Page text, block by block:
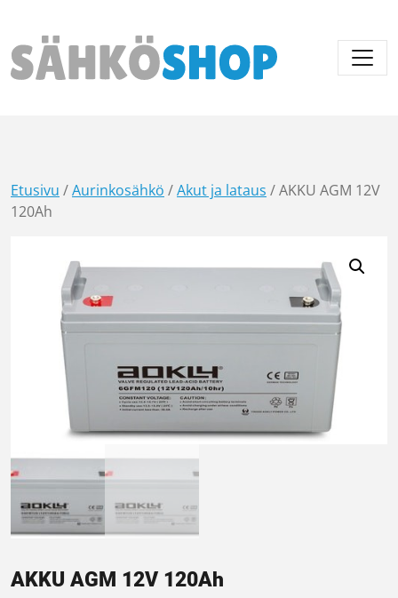
Päävalikko
Etusivu /Aurinkosähkö /Akut ja lataus / AKKU AGM 12V
120Ah
AKKU AGM 12V 120Ah